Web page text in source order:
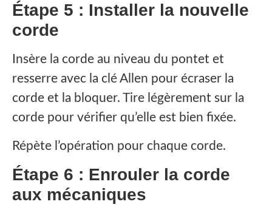
Étape 5 : Installer la nouvelle
corde
Insère la corde au niveau du pontet et
resserre avec la clé Allen pour écraser la
corde et la bloquer. Tire légèrement sur la
corde pour vérifier qu’elle est bien fixée.
Répète l’opération pour chaque corde.
Étape 6 : Enrouler la corde
aux mécaniques